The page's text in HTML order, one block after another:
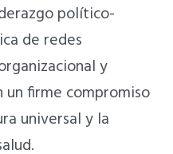
político-
de redes
y
un firme compromiso
universal y la